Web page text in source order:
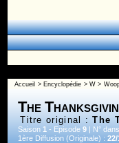
Accueil > Encyclopédie >W >
The
Titre original :The
Saison1 - Episode9 | N°
1ère Diffusion (Originale) :22/